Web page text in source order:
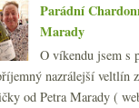
(249)
(249)
(270)
(108)
Parádní
Marady
O víkendu jsem s
nazrálejší veltlín
od Petra Marady (